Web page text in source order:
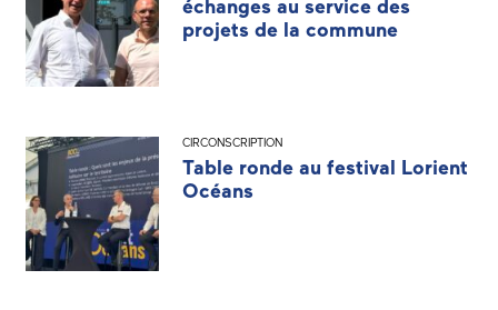
échanges au service des
projets de la commune
CIRCONSCRIPTION
Table ronde au festival Lorient
Océans